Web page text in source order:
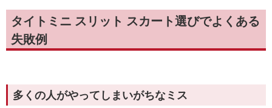
タイトミニ スリット スカート選びでよくある
失敗例
多くの人がやってしまいがちなミス